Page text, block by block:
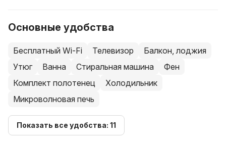
Основные удобства
Бесплатный Wi-Fi Телевизор
Балкон, лоджия
Утюг
Ванна Стиральная машина
Фен
Комплект полотенец
Холодильник
Микроволновая печь
Показать все удобства: 11